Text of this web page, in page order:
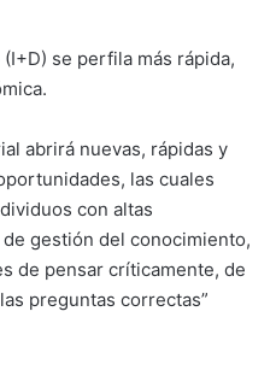
se perfila más rápida,
abrirá nuevas, rápidas y
las cuales
con altas
gestión del conocimiento,
de pensar críticamente, de
preguntas correctas”